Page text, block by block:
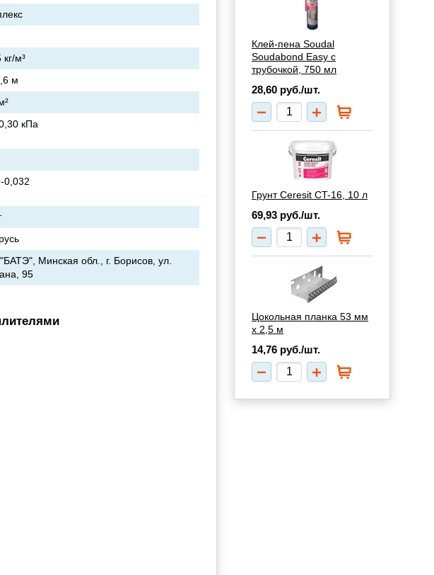
м³
м
кПа
0,032
Минская обл., г. Борисов, ул.
95
Клей-пена Soudal
Soudabond Easy с
трубочкой, 750 мл
28,60 руб./шт.
Грунт Ceresit CT-16, 10 л
69,93 руб./шт.
Цокольная планка 53 мм
х 2,5 м
14,76 руб./шт.